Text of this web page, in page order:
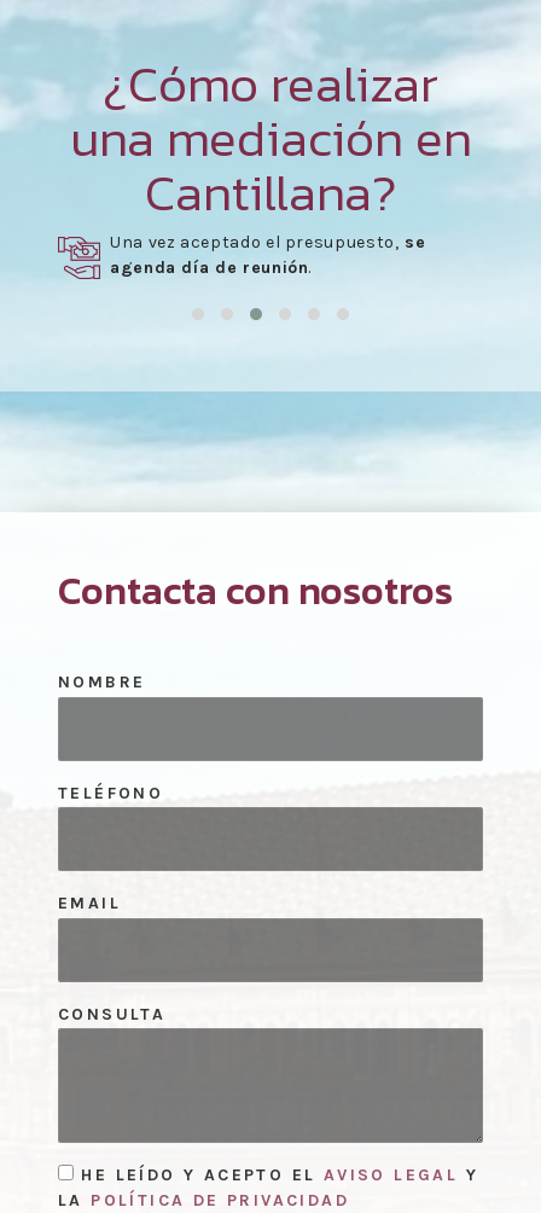
¿Cómo realizar
una mediación en
Cantillana?
Una vez aceptado el presupuesto, se
agenda día de reunión.
Contacta con nosotros
NOMBRE
TELÉFONO
EMAIL
CONSULTA
HE LEÍDO Y ACEPTO EL AVISO LEGAL Y
LA POLÍTICA DE PRIVACIDAD